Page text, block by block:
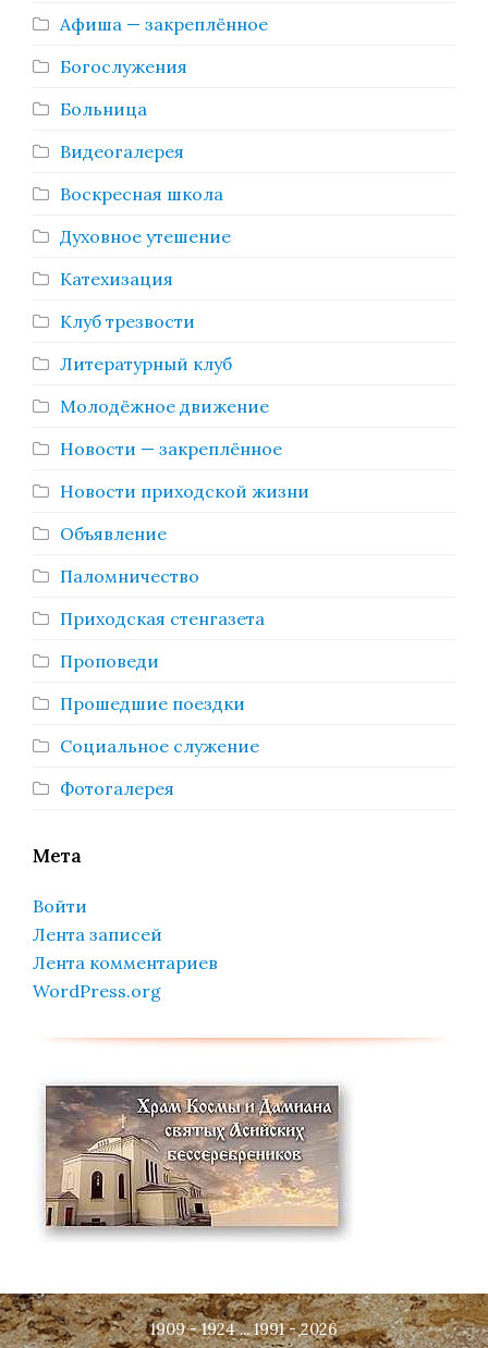
Афиша — закреплённое
Богослужения
Больница
Видеогалерея
Воскресная школа
Духовное утешение
Катехизация
Клуб трезвости
Литературный клуб
Молодёжное движение
Новости — закреплённое
Новости приходской жизни
Объявление
Паломничество
Приходская стенгазета
Проповеди
Прошедшие поездки
Социальное служение
Фотогалерея
Мета
Войти
Лента записей
Лента комментариев
WordPress.org
1909 - 1924 ... 1991 - 2026